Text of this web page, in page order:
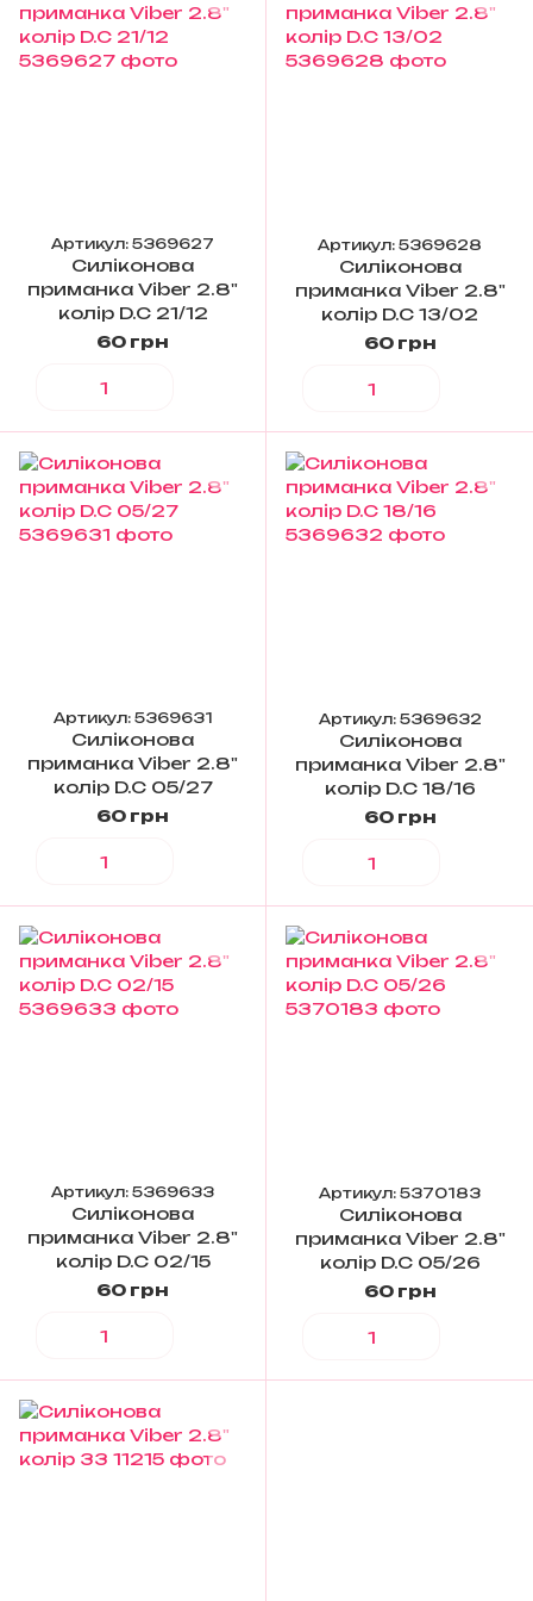
Артикул: 5369627
Силіконова
приманка Viber 2.8"
колір D.C 21/12
60 грн
Артикул: 5369628
Силіконова
приманка Viber 2.8"
колір D.C 13/02
60 грн
Артикул: 5369631
Силіконова
приманка Viber 2.8"
колір D.C 05/27
60 грн
Артикул: 5369632
Силіконова
приманка Viber 2.8"
колір D.C 18/16
60 грн
Артикул: 5369633
Силіконова
приманка Viber 2.8"
колір D.C 02/15
60 грн
Артикул: 5370183
Силіконова
приманка Viber 2.8"
колір D.C 05/26
60 грн